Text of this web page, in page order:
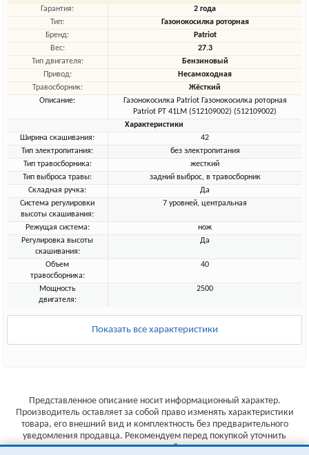
Гарантия:
2 года
Тип:
Газонокосилка роторная
Бренд:
Patriot
Вес:
27.3
Тип двигателя:
Бензиновый
Привод:
Несамоходная
Травосборник:
Жёсткий
Описание:
Газонокосилка Patriot Газонокосилка роторная
Patriot PT 41LM (512109002) (512109002)
Характеристики
Ширина скашивания:
42
Тип электропитания:
без электропитания
Тип травосборника:
жесткий
Тип выброса травы:
задний выброс, в травосборник
Складная ручка:
Да
Система регулировки
высоты скашивания:
7 уровней, центральная
Режущая система:
нож
Регулировка высоты
скашивания:
Да
Объем
травосборника:
40
Мощность
двигателя:
2500
Показать все характеристики
Представленное описание носит информационный характер.
Производитель оставляет за собой право изменять характеристики
товара, его внешний вид и комплектность без предварительного
уведомления продавца. Рекомендуем перед покупкой уточнить
характеристики товара на сайте производителя.